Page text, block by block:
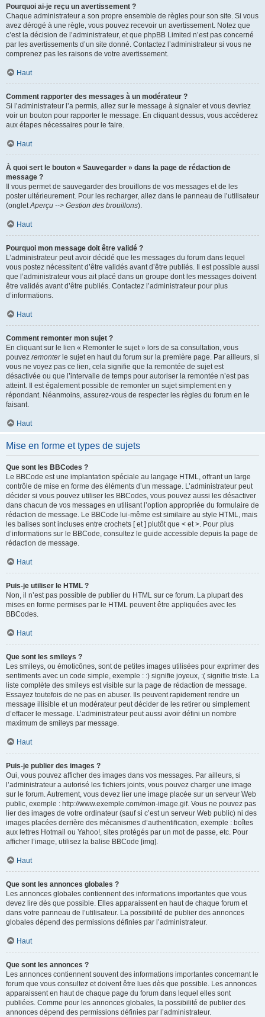
Pourquoi ai-je reçu un avertissement ?
Chaque administrateur a son propre ensemble de règles pour son site. Si vous
avez dérogé à une règle, vous pouvez recevoir un avertissement. Notez que
c’est la décision de l’administrateur, et que phpBB Limited n’est pas concerné
par les avertissements d’un site donné. Contactez l’administrateur si vous ne
comprenez pas les raisons de votre avertissement.
Haut
Comment rapporter des messages à un modérateur ?
Si l’administrateur l’a permis, allez sur le message à signaler et vous devriez
voir un bouton pour rapporter le message. En cliquant dessus, vous accéderez
aux étapes nécessaires pour le faire.
Haut
À quoi sert le bouton « Sauvegarder » dans la page de rédaction de
message ?
Il vous permet de sauvegarder des brouillons de vos messages et de les
poster ultérieurement. Pour les recharger, allez dans le panneau de l’utilisateur
(ongletAperçu --> Gestion des brouillons).
Haut
Pourquoi mon message doit être validé ?
L’administrateur peut avoir décidé que les messages du forum dans lequel
vous postez nécessitent d’être validés avant d’être publiés. Il est possible aussi
que l’administrateur vous ait placé dans un groupe dont les messages doivent
être validés avant d’être publiés. Contactez l’administrateur pour plus
d’informations.
Haut
Comment remonter mon sujet ?
En cliquant sur le lien « Remonter le sujet » lors de sa consultation, vous
pouvez remonterle sujet en haut du forum sur la première page. Par ailleurs, si
vous ne voyez pas ce lien, cela signifie que la remontée de sujet est
désactivée ou que l’intervalle de temps pour autoriser la remontée n’est pas
atteint. Il est également possible de remonter un sujet simplement en y
répondant. Néanmoins, assurez-vous de respecter les règles du forum en le
faisant.
Haut
Mise en forme et types de sujets
Que sont les BBCodes ?
Le BBCode est une implantation spéciale au langage HTML, offrant un large
contrôle de mise en forme des éléments d’un message. L’administrateur peut
décider si vous pouvez utiliser les BBCodes, vous pouvez aussi les désactiver
dans chacun de vos messages en utilisant l’option appropriée du formulaire de
rédaction de message. Le BBCode lui-même est similaire au style HTML, mais
les balises sont incluses entre crochets [ et ] plutôt que < et >. Pour plus
d’informations sur le BBCode, consultez le guide accessible depuis la page de
rédaction de message.
Haut
Puis-je utiliser le HTML ?
Non, il n’est pas possible de publier du HTML sur ce forum. La plupart des
mises en forme permises par le HTML peuvent être appliquées avec les
BBCodes.
Haut
Que sont les smileys ?
Les smileys, ou émoticônes, sont de petites images utilisées pour exprimer des
sentiments avec un code simple, exemple : :) signifie joyeux, :( signifie triste. La
liste complète des smileys est visible sur la page de rédaction de message.
Essayez toutefois de ne pas en abuser. Ils peuvent rapidement rendre un
message illisible et un modérateur peut décider de les retirer ou simplement
d’effacer le message. L’administrateur peut aussi avoir défini un nombre
maximum de smileys par message.
Haut
Puis-je publier des images ?
Oui, vous pouvez afficher des images dans vos messages. Par ailleurs, si
l’administrateur a autorisé les fichiers joints, vous pouvez charger une image
sur le forum. Autrement, vous devez lier une image placée sur un serveur Web
public, exemple : http://www.exemple.com/mon-image.gif. Vous ne pouvez pas
lier des images de votre ordinateur (sauf si c’est un serveur Web public) ni des
images placées derrière des mécanismes d’authentification, exemple : boîtes
aux lettres Hotmail ou Yahoo!, sites protégés par un mot de passe, etc. Pour
afficher l’image, utilisez la balise BBCode [img].
Haut
Que sont les annonces globales ?
Les annonces globales contiennent des informations importantes que vous
devez lire dès que possible. Elles apparaissent en haut de chaque forum et
dans votre panneau de l’utilisateur. La possibilité de publier des annonces
globales dépend des permissions définies par l’administrateur.
Haut
Que sont les annonces ?
Les annonces contiennent souvent des informations importantes concernant le
forum que vous consultez et doivent être lues dès que possible. Les annonces
apparaissent en haut de chaque page du forum dans lequel elles sont
publiées. Comme pour les annonces globales, la possibilité de publier des
annonces dépend des permissions définies par l’administrateur.